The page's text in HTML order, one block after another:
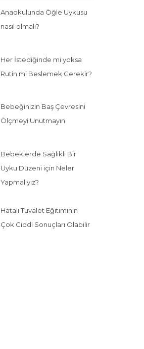
Anaokulunda Öğle Uykusu
nasıl olmalı?
Her İstediğinde mi yoksa
Rutin mi Beslemek Gerekir?
Bebeğinizin Baş Çevresini
Ölçmeyi Unutmayın
Bebeklerde Sağlıklı Bir
Uyku Düzeni için Neler
Yapmalıyız?
Hatalı Tuvalet Eğitiminin
Çok Ciddi Sonuçları Olabilir